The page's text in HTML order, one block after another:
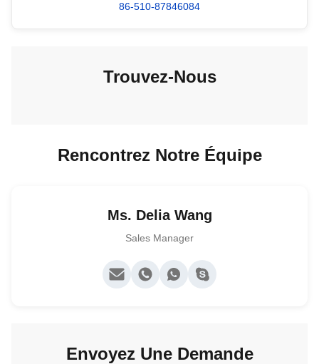
86-510-87846084
Trouvez-Nous
Rencontrez Notre Équipe
Ms. Delia Wang
Sales Manager
Envoyez Une Demande